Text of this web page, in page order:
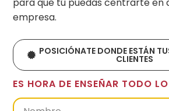
empresa.
POSICIÓNATE DONDE ESTÁN
CLIENTES
ES HORA DE ENSEÑAR TODO